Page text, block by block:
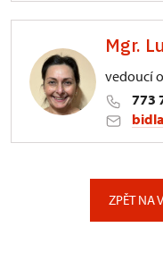
3/, Sychrov 3
Mgr.
vedoucí
773
ZPĚT NA